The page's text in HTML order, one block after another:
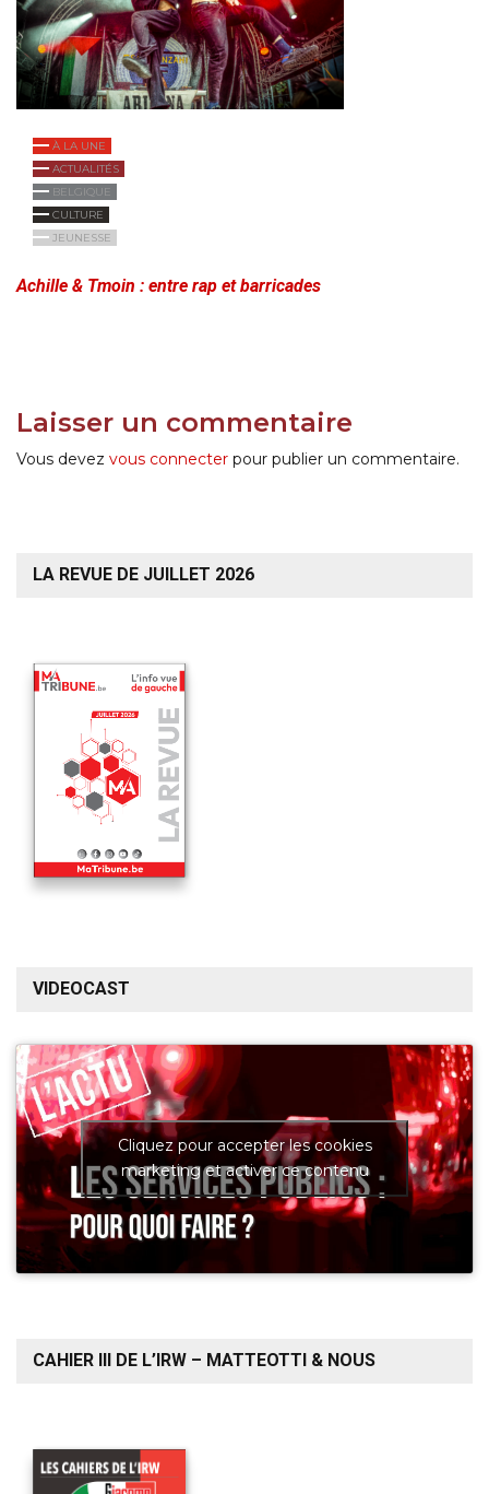
À LA UNE
ACTUALITÉS
BELGIQUE
CULTURE
JEUNESSE
Achille & Tmoin : entre rap et barricades
Laisser un commentaire
Vous devez vous connecter pour publier un commentaire.
LA REVUE DE JUILLET 2026
VIDEOCAST
Cliquez pour accepter les cookies
marketing et activer ce contenu
CAHIER III DE L’IRW – MATTEOTTI & NOUS